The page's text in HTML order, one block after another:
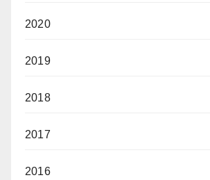
2020
2019
2018
2017
2016